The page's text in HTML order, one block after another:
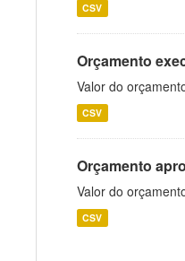
CSV
Orçamento
Valor do
CSV
Orçamento
Valor do
CSV